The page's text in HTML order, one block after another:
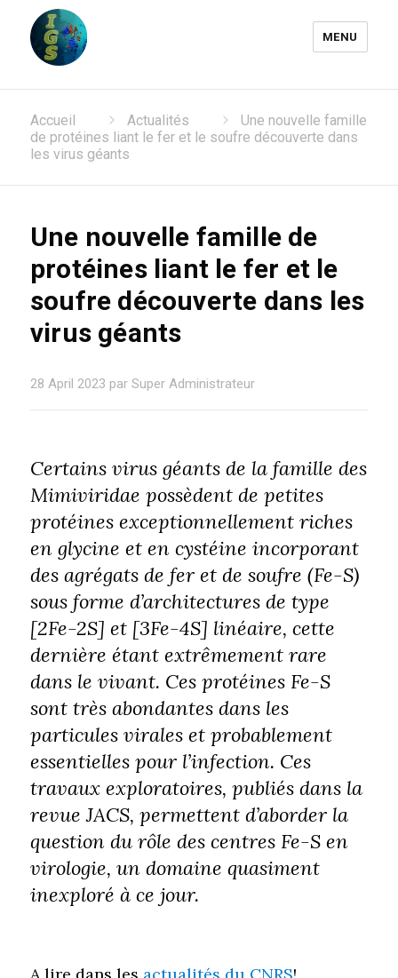
Génomique et Structurale
MENU
Accueil Actualités
Une nouvelle famille
de protéines liant le fer et le soufre découverte dans
les virus géants
Une nouvelle famille de
protéines liant le fer et le
soufre découverte dans les
virus géants
28 April 2023 par Super Administrateur
Certains virus géants de la famille des
Mimiviridae possèdent de petites
protéines exceptionnellement riches
en glycine et en cystéine incorporant
des agrégats de fer et de soufre (Fe-S)
sous forme d’architectures de type
[2Fe-2S] et [3Fe-4S] linéaire, cette
dernière étant extrêmement rare
dans le vivant. Ces protéines Fe-S
sont très abondantes dans les
particules virales et probablement
essentielles pour l’infection. Ces
travaux exploratoires, publiés dans la
revue JACS, permettent d’aborder la
question du rôle des centres Fe-S en
virologie, un domaine quasiment
inexploré à ce jour.